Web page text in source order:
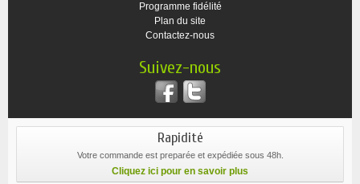
Programme fidélité
Plan du site
Contactez-nous
Suivez-nous
Rapidité
Votre commande est preparée et expédiée sous 48h.
Cliquez ici pour en savoir plus